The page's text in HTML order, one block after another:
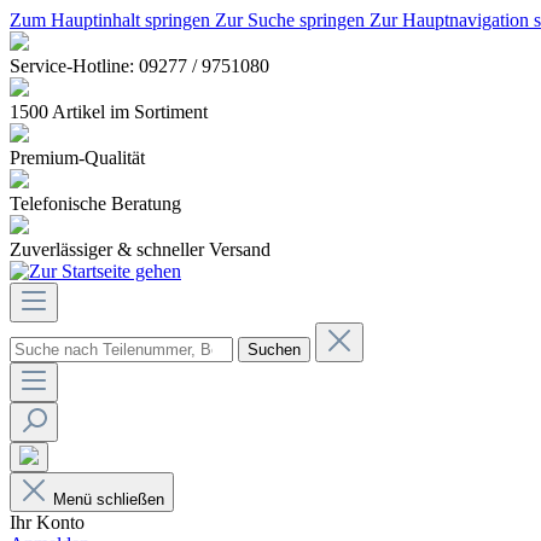
Zum Hauptinhalt springen Zur Suche springen Zur Hauptnavigation
Service-Hotline: 09277 / 9751080
1500 Artikel im Sortiment
Premium-Qualität
Telefonische Beratung
Zuverlässiger & schneller Versand
Suchen
Menü schließen
Ihr Konto